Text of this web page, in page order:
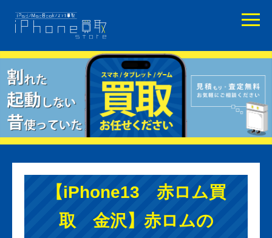
【iPhone13 赤ロム買
取 金沢】赤ロムの